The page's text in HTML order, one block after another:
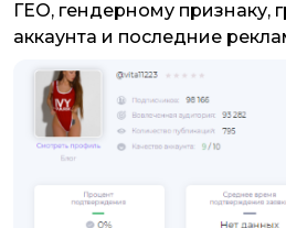
ГЕО, гендерному признаку,
аккаунта и последние